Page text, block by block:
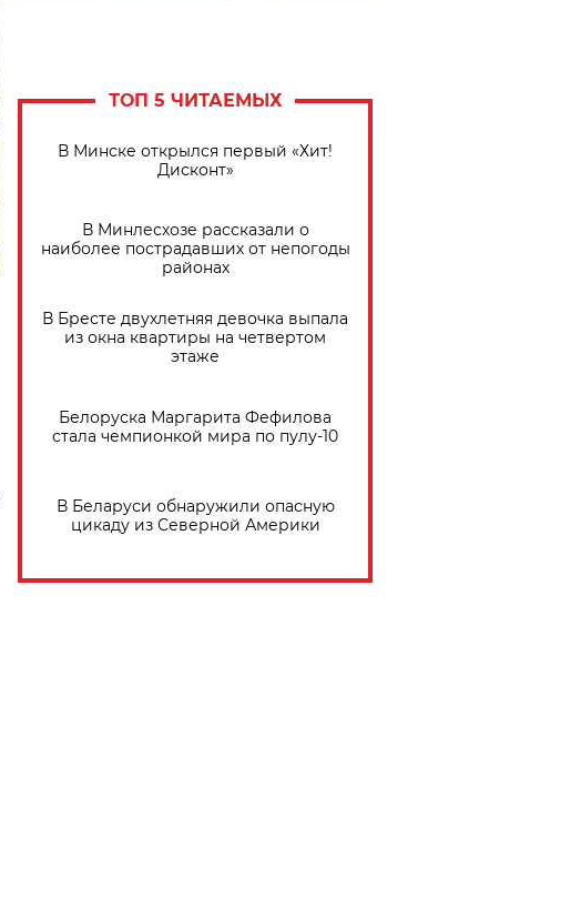
ТОП 5 ЧИТАЕМЫХ
В Минске открылся первый «Хит!
Дисконт»
В Минлесхозе рассказали о
наиболее пострадавших от непогоды
районах
В Бресте двухлетняя девочка выпала
из окна квартиры на четвертом
этаже
Белоруска Маргарита Фефилова
стала чемпионкой мира по пулу-10
В Беларуси обнаружили опасную
цикаду из Северной Америки